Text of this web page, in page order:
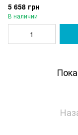
5 658 грн
В наличии